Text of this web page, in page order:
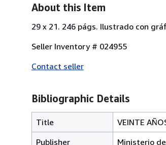
About this Item
29 x 21. 246 págs. Ilustrado con
Seller Inventory # 024955
Contact seller
Bibliographic Details
Title
VEINTE
Publisher
Ministerio